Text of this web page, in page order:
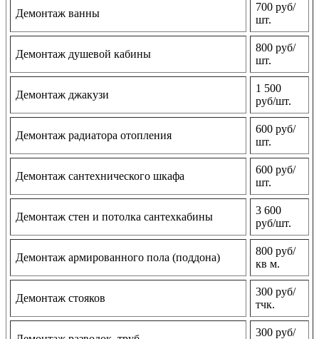
Демонтаж ванны
700 руб/
шт.
Демонтаж душевой кабины
800 руб/
шт.
Демонтаж джакузи
1 500
руб/шт.
Демонтаж радиатора отопления
600 руб/
шт.
Демонтаж сантехнического шкафа
600 руб/
шт.
Демонтаж стен и потолка сантехкабины
3 600
руб/шт.
Демонтаж армированного пола (поддона)
800 руб/
кв м.
Демонтаж стояков
300 руб/
тчк.
300 руб/